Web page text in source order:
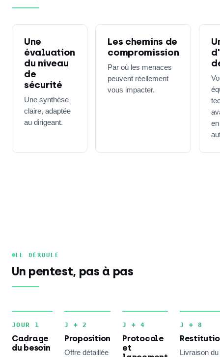
Une
évaluation
du niveau
de
sécurité
Une synthèse
claire, adaptée
au dirigeant.
Les chemins de
compromission
Par où les menaces
peuvent réellement
vous impacter.
en
LE DÉROULÉ
Un pentest, pas à pas
JOUR 1
Cadrage
du besoin
J + 2
Proposition
Offre détaillée
J + 4
Protocole
et
J + 8
Livraison du